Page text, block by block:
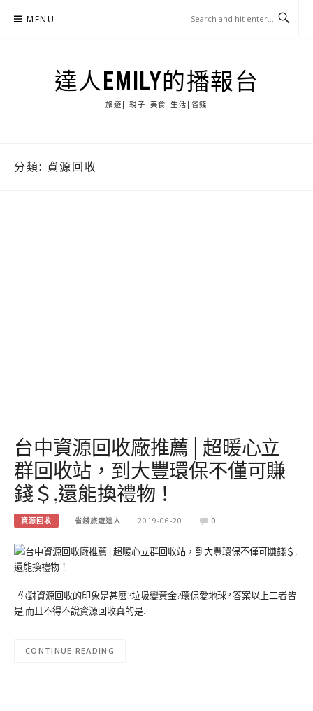
MENU
達人EMILY的播報台
旅遊| 親子|美食|生活|省錢
分類: 資源回收
台中資源回收廠推薦│超暖心立
群回收站，到大豐環保不僅可賺
錢＄,還能換禮物！
資源回收 省錢旅遊達人 2019-06-20 0
你對資源回收的印象是甚麼?垃圾變黃金?環保愛地球? 答案以上二者皆
是,而且不得不說資源回收真的是…
CONTINUE READING